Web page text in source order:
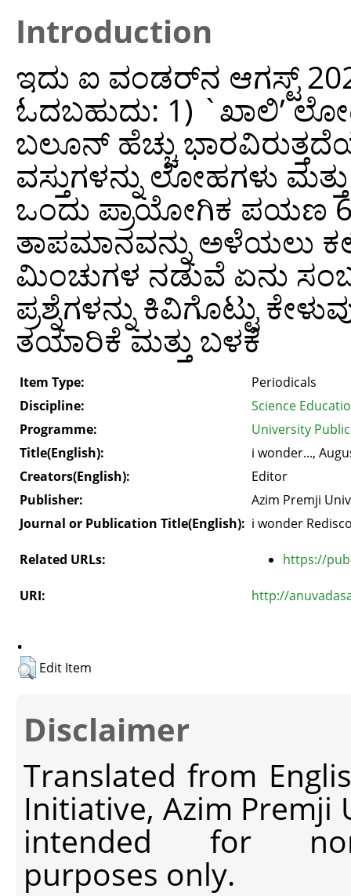
Introduction
ಇದು ಐ ವಂಡರ್‌ನ ಆಗಸ್ಟ್‌
ಓದಬಹುದು: 1) `ಖಾಲಿ’
ಬಲೂನ್ ಹೆಚ್ಚು
ವಸ್ತುಗಳನ್ನು ಲೋಹಗಳು
ಒಂದು ಪ್ರಾಯೋಗಿಕ ಪಯಣ
ತಾಪಮಾನವನ್ನು ಅಳೆಯಲು
ಮಿಂಚುಗಳ ನಡುವೆ ಏನು
ಪ್ರಶ್ನೆಗಳನ್ನು ಕಿವಿಗೊಟ್ಟು
ತಯಾರಿಕೆ ಮತ್ತು ಬಳಕೆ
Item Type:
Periodicals
Discipline:
Science
Programme:
University
Title(English):
i wonder...,
Creators(English):
Editor
Publisher:
Azim Premji
Journal or Publication Title(English): i wonder
Related URLs: https://
URI: http://
.
Edit Item
Disclaimer
Translated from
Initiative, Azim Premji
intended for non-
purposes only.